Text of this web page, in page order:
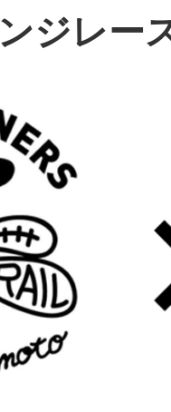
ジレー